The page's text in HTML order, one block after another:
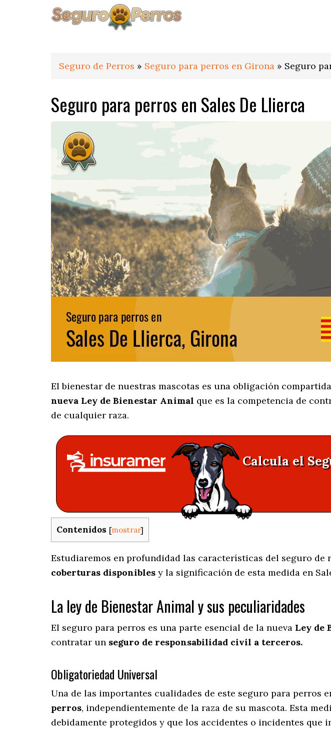
Seguro de Perros » Seguro para perros en Girona » Seguro
Seguro para perros en Sales De Llierca
El bienestar de nuestras mascotas es una obligación
nueva Ley de Bienestar Animal que es la competencia de
de cualquier raza.
Calcula el
Contenidos [mostrar]
Estudiaremos en profundidad las características del seguro
coberturas disponibles y la significación de esta medida en
La ley de Bienestar Animal y sus peculiaridades
El seguro para perros es una parte esencial de la nueva Ley de
contratar un seguro de responsabilidad civil a terceros.
Obligatoriedad Universal
Una de las importantes cualidades de este seguro para perros
perros, independientemente de la raza de su mascota. Esta
debidamente protegidos y que los accidentes o incidentes que